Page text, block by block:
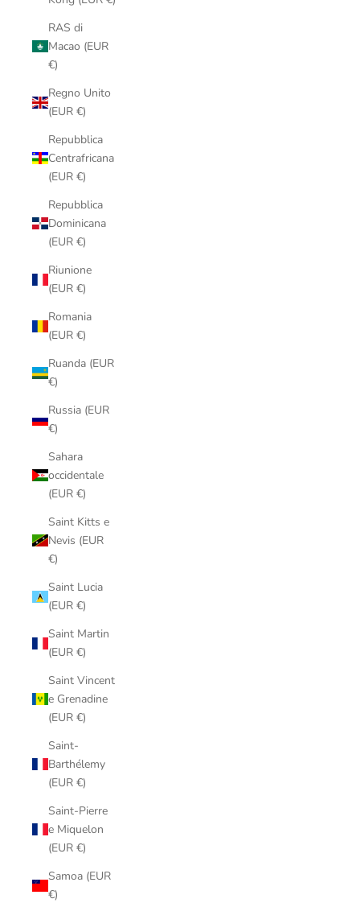
RAS di
Macao (EUR
€)
Regno Unito
(EUR €)
Repubblica
Centrafricana
(EUR €)
Repubblica
Dominicana
(EUR €)
Riunione
(EUR €)
Romania
(EUR €)
Ruanda (EUR
€)
Russia (EUR
€)
Sahara
occidentale
(EUR €)
Saint Kitts e
Nevis (EUR
€)
Saint Lucia
(EUR €)
Saint Martin
(EUR €)
Saint Vincent
e Grenadine
(EUR €)
Saint-
Barthélemy
(EUR €)
Saint-Pierre
e Miquelon
(EUR €)
Samoa (EUR
€)